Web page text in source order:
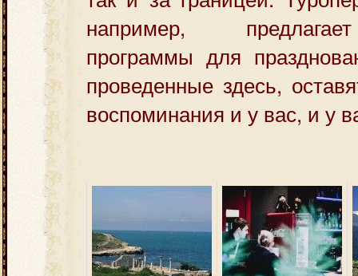
например,
программы для
проведенные здесь,
воспоминания и у вас, и у